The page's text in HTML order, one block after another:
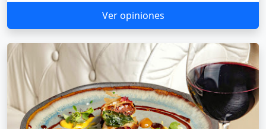
Ver opiniones